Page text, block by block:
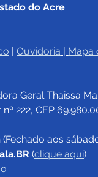
de 150
do Acre
| Ouvidoria | Mapa
Geral Thaissa
222, CEP
(Fechado aos
(clique aqui)